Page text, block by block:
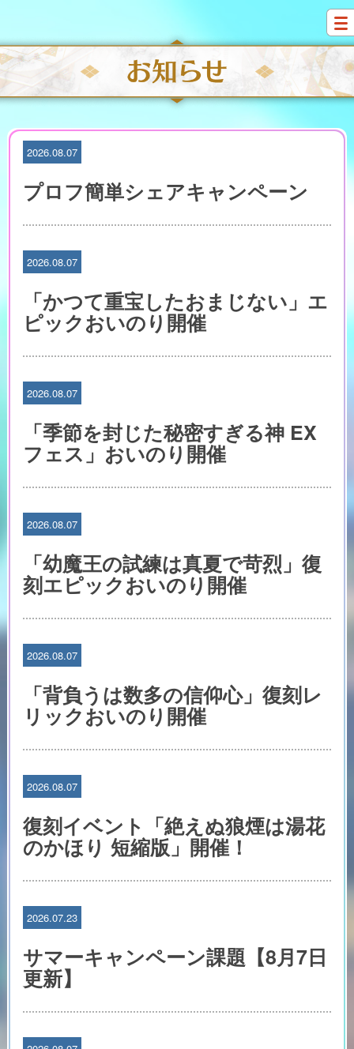
i
p
t
o
c
2026.08.07
プロフ簡単シェアキャンペーン
2026.08.07
「かつて重宝したおまじない」エ
ピックおいのり開催
2026.08.07
「季節を封じた秘密すぎる神 EX
フェス」おいのり開催
2026.08.07
「幼魔王の試練は真夏で苛烈」復
刻エピックおいのり開催
2026.08.07
「背負うは数多の信仰心」復刻レ
リックおいのり開催
2026.08.07
復刻イベント「絶えぬ狼煙は湯花
のかほり 短縮版」開催！
2026.07.23
サマーキャンペーン課題【8月7日
更新】